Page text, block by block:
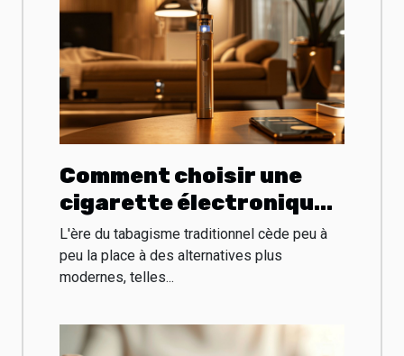
Comment choisir une
cigarette électronique
rechargeable et
économique
L'ère du tabagisme traditionnel cède peu à
peu la place à des alternatives plus
modernes, telles...